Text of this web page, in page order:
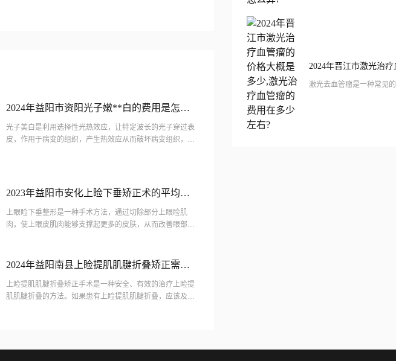
2024年益阳市资阳光子嫩**白的费用是怎样
的呢
光子美白是利用选择性光热效应，让特定波长的光子穿过表
皮，作用于病变的组织，产生热效应从而破坏病变组织，所
2023年益阳市安化上睑下垂矫正术的平均价
格是多少
上眼睑下垂整形是一种手术方法，通过切除部分上眼睑肌
肉，使上眼皮肌肉能够支撑起更多的皮肤，从而改善眼部外
2024年益阳南县上睑提肌肌腱折叠矫正需要
费用是多少(上睑提肌肌腱折叠矫正费用在什
么水平)
上睑提肌肌腱折叠矫正手术是一种安全、有效的治疗上睑提
肌肌腱折叠的方法。如果患有上睑提肌肌腱折叠，应该及时